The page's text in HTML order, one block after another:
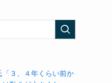
「３、４年くらい前か